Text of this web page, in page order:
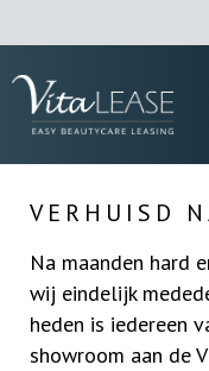
overslaan
VERHUISD
Na maanden hard
wij eindelijk
heden is iedereen
showroom aan de